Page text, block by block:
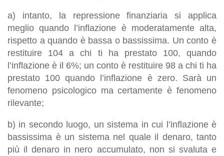
a) intanto, la repressione finanziaria si applica
meglio quando l’inflazione è moderatamente alta,
rispetto a quando è bassa o bassissima. Un conto è
restituire 104 a chi ti ha prestato 100, quando
l’inflazione è il 6%; un conto è restituire 98 a chi ti ha
prestato 100 quando l’inflazione è zero. Sarà un
fenomeno psicologico ma certamente è fenomeno
rilevante;
b) in secondo luogo, un sistema in cui l’inflazione è
bassissima è un sistema nel quale il denaro, tanto
più il denaro in nero accumulato, non si svaluta e